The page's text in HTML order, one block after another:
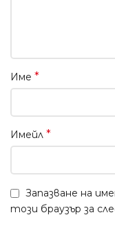
Име *
Имейл *
Запазване на
този браузър за